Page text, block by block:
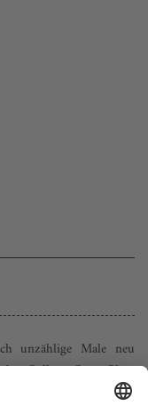
unzählige Male neu
Ballett Graz Platz